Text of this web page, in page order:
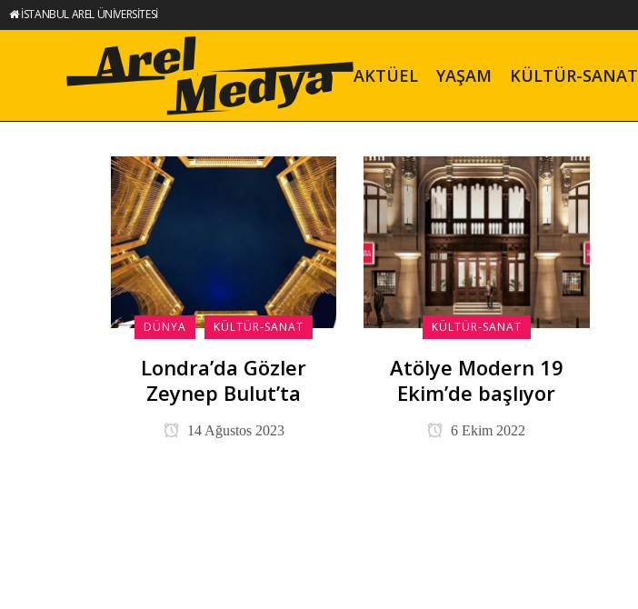
İSTANBUL AREL ÜNİVERSİTESİ
AKTÜEL YAŞAM KÜLTÜR-SANAT
DÜNYA KÜLTÜR-SANAT
Londra’da Gözler
Zeynep Bulut’ta
14 Ağustos 2023
KÜLTÜR-SANAT
Atölye Modern 19
Ekim’de başlıyor
6 Ekim 2022